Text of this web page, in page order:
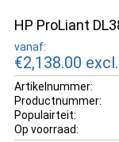
HP ProLiant
vanaf:
€2,138.00 excl.
Artikelnummer:
Productnummer:
Populairteit:
Op voorraad: